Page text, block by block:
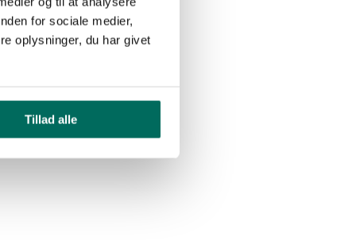
for sociale medier,
oplysninger, du har givet
Tillad alle